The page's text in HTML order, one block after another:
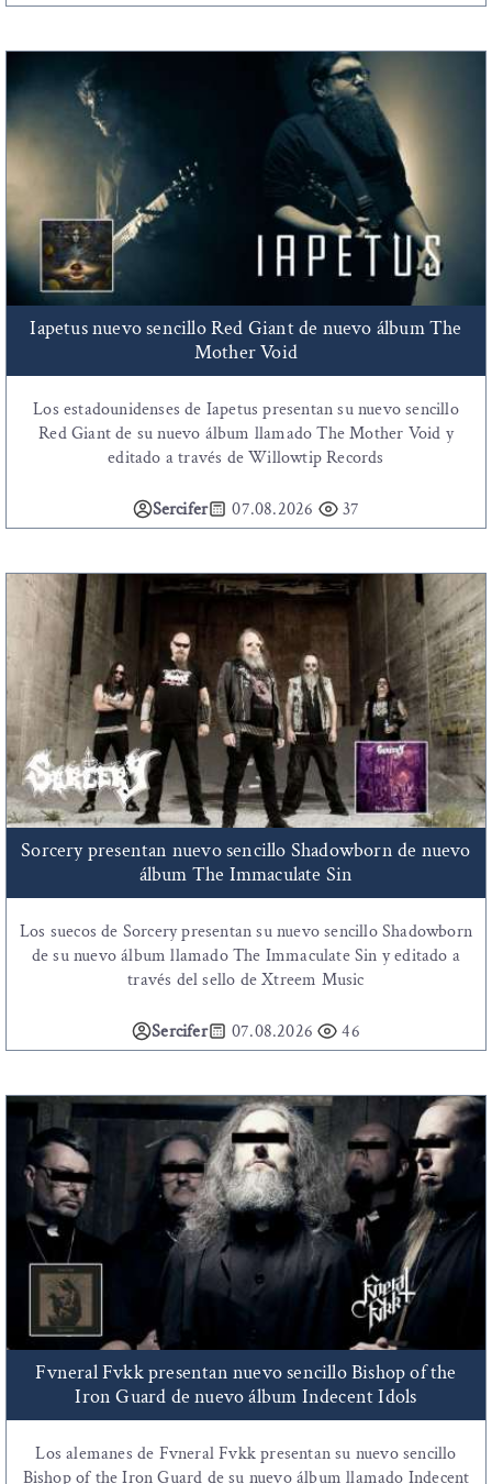
Iapetus nuevo sencillo Red Giant de nuevo álbum The
Mother Void
Los estadounidenses de Iapetus presentan su nuevo sencillo
Red Giant de su nuevo álbum llamado The Mother Void y
editado a través de Willowtip Records
Sercifer 07.08.2026 37
Sorcery presentan nuevo sencillo Shadowborn de nuevo
álbum The Immaculate Sin
Los suecos de Sorcery presentan su nuevo sencillo Shadowborn
de su nuevo álbum llamado The Immaculate Sin y editado a
través del sello de Xtreem Music
Sercifer 07.08.2026 46
Fvneral Fvkk presentan nuevo sencillo Bishop of the
Iron Guard de nuevo álbum Indecent Idols
Los alemanes de Fvneral Fvkk presentan su nuevo sencillo
Bishop of the Iron Guard de su nuevo álbum llamado Indecent